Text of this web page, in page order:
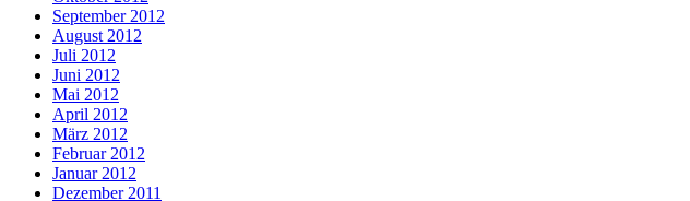
September 2012
August 2012
Juli 2012
Juni 2012
Mai 2012
April 2012
März 2012
Februar 2012
Januar 2012
Dezember 2011